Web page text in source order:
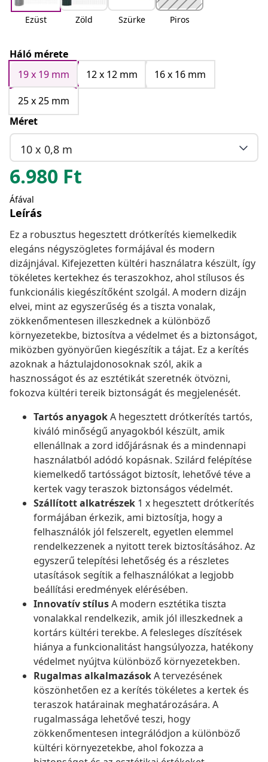
Ezüst Zöld Szürke Piros
Háló mérete
19 x 19 mm
12 x 12 mm
16 x 16 mm
25 x 25 mm
Méret
10 x 0,8 m
6.980 Ft
Áfával
Leírás
Ez a robusztus hegesztett drótkerítés kiemelkedik
elegáns négyszögletes formájával és modern
dizájnjával. Kifejezetten kültéri használatra készült, így
tökéletes kertekhez és teraszokhoz, ahol stílusos és
funkcionális kiegészítőként szolgál. A modern dizájn
elvei, mint az egyszerűség és a tiszta vonalak,
zökkenőmentesen illeszkednek a különböző
környezetekbe, biztosítva a védelmet és a biztonságot,
miközben gyönyörűen kiegészítik a tájat. Ez a kerítés
azoknak a háztulajdonosoknak szól, akik a
hasznosságot és az esztétikát szeretnék ötvözni,
fokozva kültéri tereik biztonságát és megjelenését.
Tartós anyagokA hegesztett drótkerítés tartós,
kiváló minőségű anyagokból készült, amik
ellenállnak a zord időjárásnak és a mindennapi
használatból adódó kopásnak. Szilárd felépítése
kiemelkedő tartósságot biztosít, lehetővé téve a
kertek vagy teraszok biztonságos védelmét.
Szállított alkatrészek 1 x hegesztett drótkerítés
formájában érkezik, ami biztosítja, hogy a
felhasználók jól felszerelt, egyetlen elemmel
rendelkezzenek a nyitott terek biztosításához. Az
egyszerű telepítési lehetőség és a részletes
utasítások segítik a felhasználókat a legjobb
beállítási eredmények elérésében.
Innovatív stílusA modern esztétika tiszta
vonalakkal rendelkezik, amik jól illeszkednek a
kortárs kültéri terekbe. A felesleges díszítések
hiánya a funkcionalitást hangsúlyozza, hatékony
védelmet nyújtva különböző környezetekben.
Rugalmas alkalmazásokA tervezésének
köszönhetően ez a kerítés tökéletes a kertek és
teraszok határainak meghatározására. A
rugalmassága lehetővé teszi, hogy
zökkenőmentesen integrálódjon a különböző
kültéri környezetekbe, ahol fokozza a